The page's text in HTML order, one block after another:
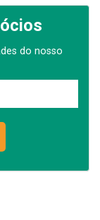
do nosso